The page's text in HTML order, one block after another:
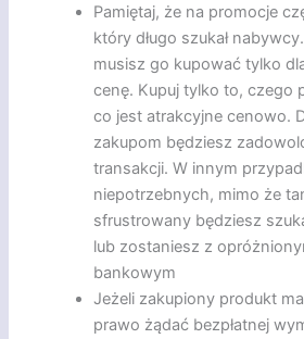
Pamiętaj, że na promocje
który długo szukał
musisz go kupować tylko
cenę. Kupuj tylko to, czego
co jest atrakcyjne cenowo.
zakupom będziesz
transakcji. W innym
niepotrzebnych, mimo że
sfrustrowany będziesz
lub zostaniesz z
bankowym
Jeżeli zakupiony produkt
prawo żądać bezpłatnej